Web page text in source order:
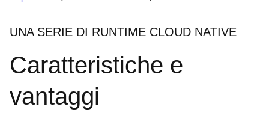
UNA SERIE DI RUNTIME CLOUD NATIVE
Caratteristiche e
vantaggi